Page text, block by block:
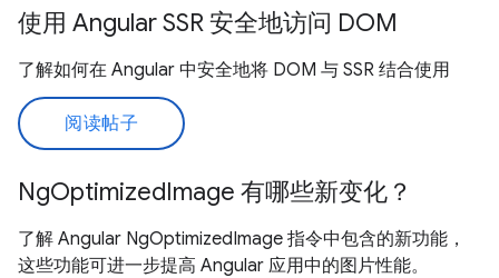
使用 Angular SSR 安全地访问 DOM
了解如何在 Angular 中安全地将 DOM 与 SSR 结合使用
阅读帖子
NgOptimizedImage 有哪些新变化？
了解 Angular NgOptimizedImage 指令中包含的新功能，
这些功能可进一步提高 Angular 应用中的图片性能。